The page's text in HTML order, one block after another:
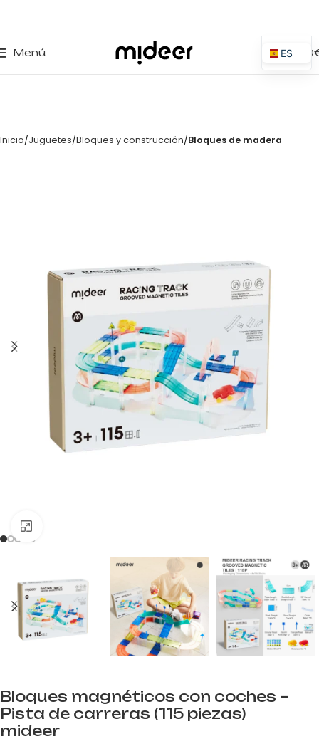
Menú 0,00
Inicio Juguetes Bloques y construcción Bloques de madera
Bloques magnéticos con coches –
Pista de carreras (115 piezas)
mideer
ES
EN